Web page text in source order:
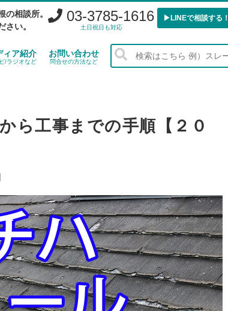
相談所。
い。
03-3785-1616
土日祝日も対応
▶︎LINEで相談する！
ィア紹介
/ラジオなど
お問い合わせ
問合せの方法など
ら工事までの手順【２０